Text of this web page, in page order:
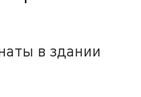
в здании